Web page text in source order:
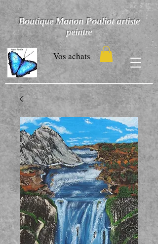
Boutique Manon Pouliot artiste
peintre
Vos achats